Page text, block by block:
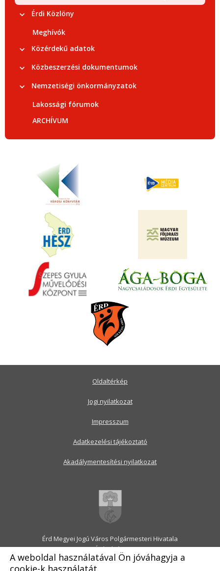
A weboldal használatával Ön jóváhagyja a
cookie-k használatát.
Érdi Közlöny
Meghívók
Közérdekű adatok
Közbeszerzési dokumentumok
Nemzetiségi önkormányzatok
Lakossági fórumok
ARCHÍVUM
Érd Megyei Jogú Város Polgármesteri Hivatala
2030 Érd, Alsó utca 1.
Levélcím: 2031 Érd, Pf.: 31
E-mail:onkormanyzat@erd.hu
Oldaltérkép
Jogi nyilatkozat
Impresszum
Adatkezelési tájékoztató
Akadálymentesítési nyilatkozat